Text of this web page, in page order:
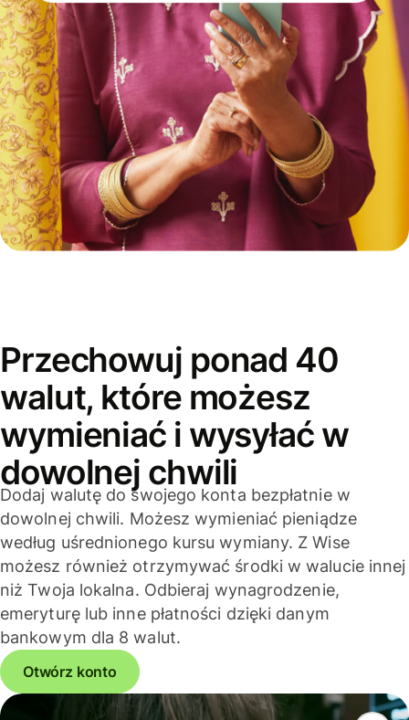
Przechowuj ponad 40
walut, które możesz
wymieniać i wysyłać w
dowolnej chwili
Dodaj walutę do swojego konta bezpłatnie w
dowolnej chwili. Możesz wymieniać pieniądze
według uśrednionego kursu wymiany. Z Wise
możesz również otrzymywać środki w walucie innej
niż Twoja lokalna. Odbieraj wynagrodzenie,
emeryturę lub inne płatności dzięki danym
bankowym dla 8 walut.
Otwórz konto